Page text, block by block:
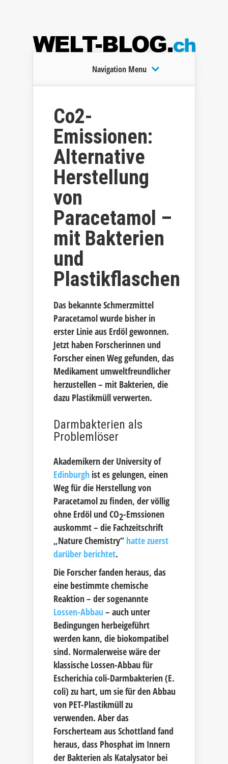
Navigation Menu
Co2-
Emissionen:
Alternative
Herstellung
von
Paracetamol –
mit Bakterien
und
Plastikflaschen
Das bekannte Schmerzmittel
Paracetamol wurde bisher in
erster Linie aus Erdöl gewonnen.
Jetzt haben Forscherinnen und
Forscher einen Weg gefunden, das
Medikament umweltfreundlicher
herzustellen – mit Bakterien, die
dazu Plastikmüll verwerten.
Darmbakterien als
Problemlöser
Akademikern der University of
Edinburgh ist es gelungen, einen
Weg für die Herstellung von
Paracetamol zu finden, der völlig
ohne Erdöl und CO2-Emssionen
auskommt – die Fachzeitschrift
„Nature Chemistry“ hatte zuerst
darüber berichtet.
Die Forscher fanden heraus, das
eine bestimmte chemische
Reaktion – der sogenannte
Lossen-Abbau– auch unter
Bedingungen herbeigeführt
werden kann, die biokompatibel
sind. Normalerweise wäre der
klassische Lossen-Abbau für
Escherichia coli-Darmbakterien (E.
coli) zu hart, um sie für den Abbau
von PET-Plastikmüll zu
verwenden. Aber das
Forscherteam aus Schottland fand
heraus, dass Phosphat im Innern
der Bakterien als Katalysator bei